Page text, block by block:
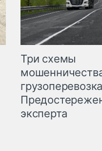
Три схемы
эксперта